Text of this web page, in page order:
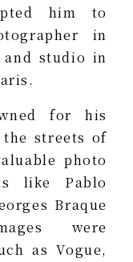
him to
in
and studio in
for his
streets of
photo
like Pablo
Braque
were
as Vogue,